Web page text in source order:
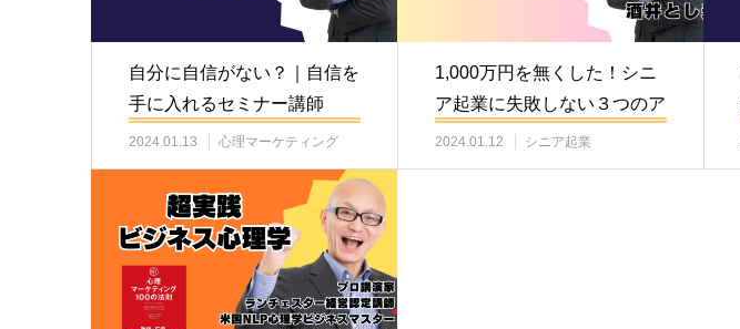
自分に自信がない？｜自信を
手に入れるセミナー講師
2024.01.13 心理マーケティング
1,000万円を無くした！シニ
ア起業に失敗しない３つのア
ドバイス
2024.01.12 シニア起業